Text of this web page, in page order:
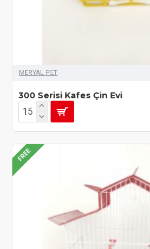
MERYAL PET
300 Serisi Kafes Çin Evi
FREE